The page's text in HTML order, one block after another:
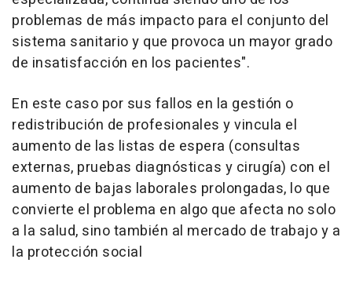
problemas de más impacto para el conjunto del
sistema sanitario y que provoca un mayor grado
de insatisfacción en los pacientes".
En este caso por sus fallos en la gestión o
redistribución de profesionales y vincula el
aumento de las listas de espera (consultas
externas, pruebas diagnósticas y cirugía) con el
aumento de bajas laborales prolongadas, lo que
convierte el problema en algo que afecta no solo
a la salud, sino también al mercado de trabajo y a
la protección social